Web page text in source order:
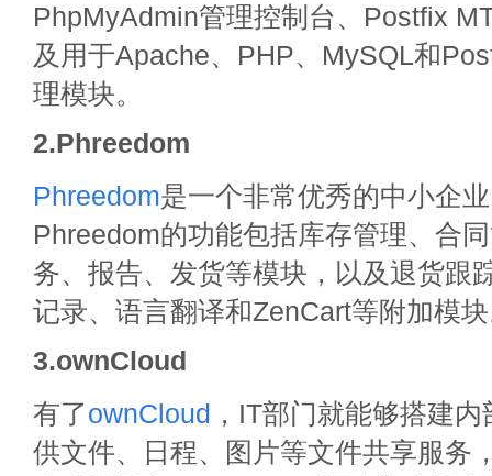
PhpMyAdmin管理控制台、Postfix
及用于Apache、PHP、MySQL和
理模块。
2.Phreedom
Phreedom是一个非常优秀的中小企
Phreedom的功能包括库存管理、合
务、报告、发货等模块，以及退货跟
记录、语言翻译和ZenCart等附加模
3.ownCloud
有了ownCloud ，IT部门就能够搭建
供文件、日程、图片等文件共享服务